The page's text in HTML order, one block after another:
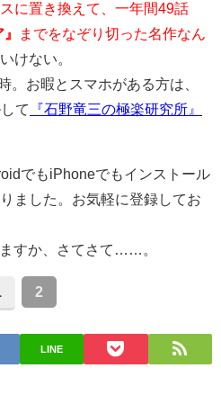
に置き換えて、一年間49話
までをなぞり切った名作なん
けない。
お暇とスマホがある方は、
て
『石野竜三の極楽研究所』
でもiPhoneでもインストール
ました。お気軽に登録してお
すか、さてさて……。
2
LINE